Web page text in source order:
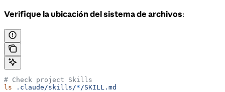
Verifique la ubicación del sistema de archivos:
# Check project Skills
ls .claude/skills/*/SKILL.md